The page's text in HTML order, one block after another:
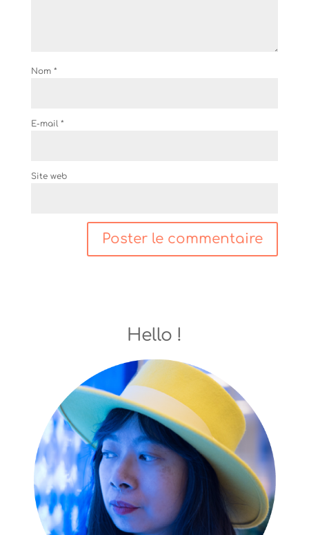
Nom *
E-mail *
Site web
Hello !